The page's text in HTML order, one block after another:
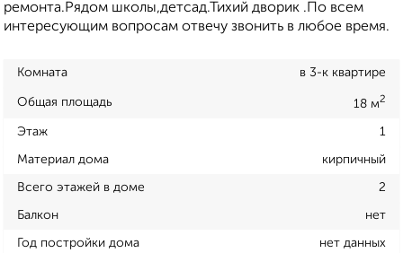
ремонта.Рядом школы,детсад.Тихий дворик .По всем
интересующим вопросам отвечу звонить в любое время.
Комната в 3-к квартире
Общая площадь 18 м2
Этаж 1
Материал дома кирпичный
Всего этажей в доме 2
Балкон нет
Год постройки дома нет данных